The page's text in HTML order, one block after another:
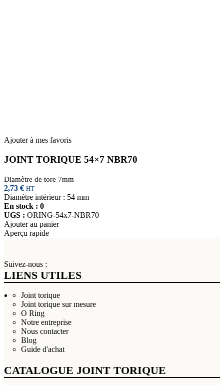
Ajouter à mes favoris
JOINT TORIQUE 54×7 NBR70
Diamètre de tore 7mm
2,73 € HT
Diamètre intérieur : 54 mm
En stock : 0
UGS : ORING-54x7-NBR70
Ajouter au panier
Aperçu rapide
Suivez-nous :
LIENS UTILES
Joint torique
Joint torique sur mesure
O Ring
Notre entreprise
Nous contacter
Blog
Guide d'achat
CATALOGUE JOINT TORIQUE